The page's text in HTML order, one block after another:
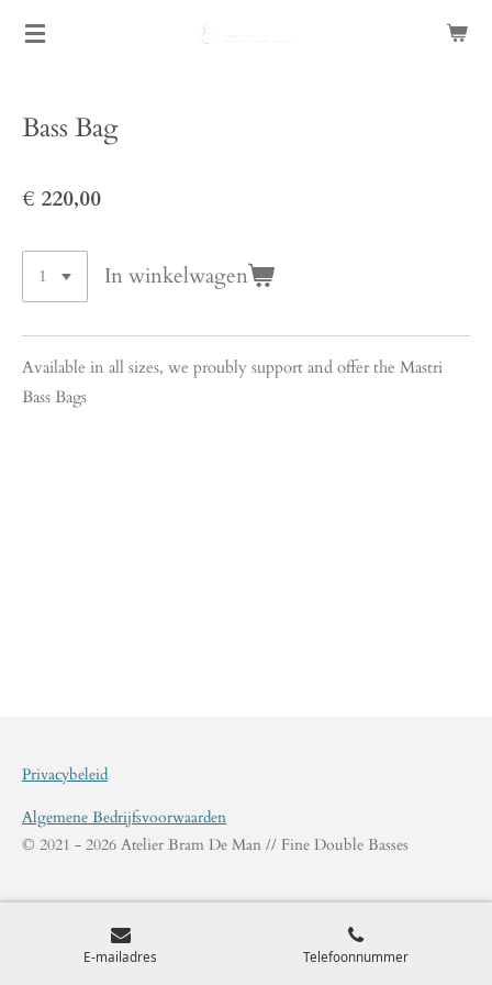
Ga
de
hoofdinhoud
Bass Bag
€ 220,00
In winkelwagen
Available in all sizes, we proubly support and offer the Mastri
Bass Bags
Privacybeleid
Algemene Bedrijfsvoorwaarden
© 2021 - 2026 Atelier Bram De Man // Fine Double Basses
E-mailadres Telefoonnummer